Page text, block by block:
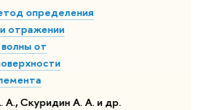
определения
отражении
от
А., Скуридин А. А. и др.